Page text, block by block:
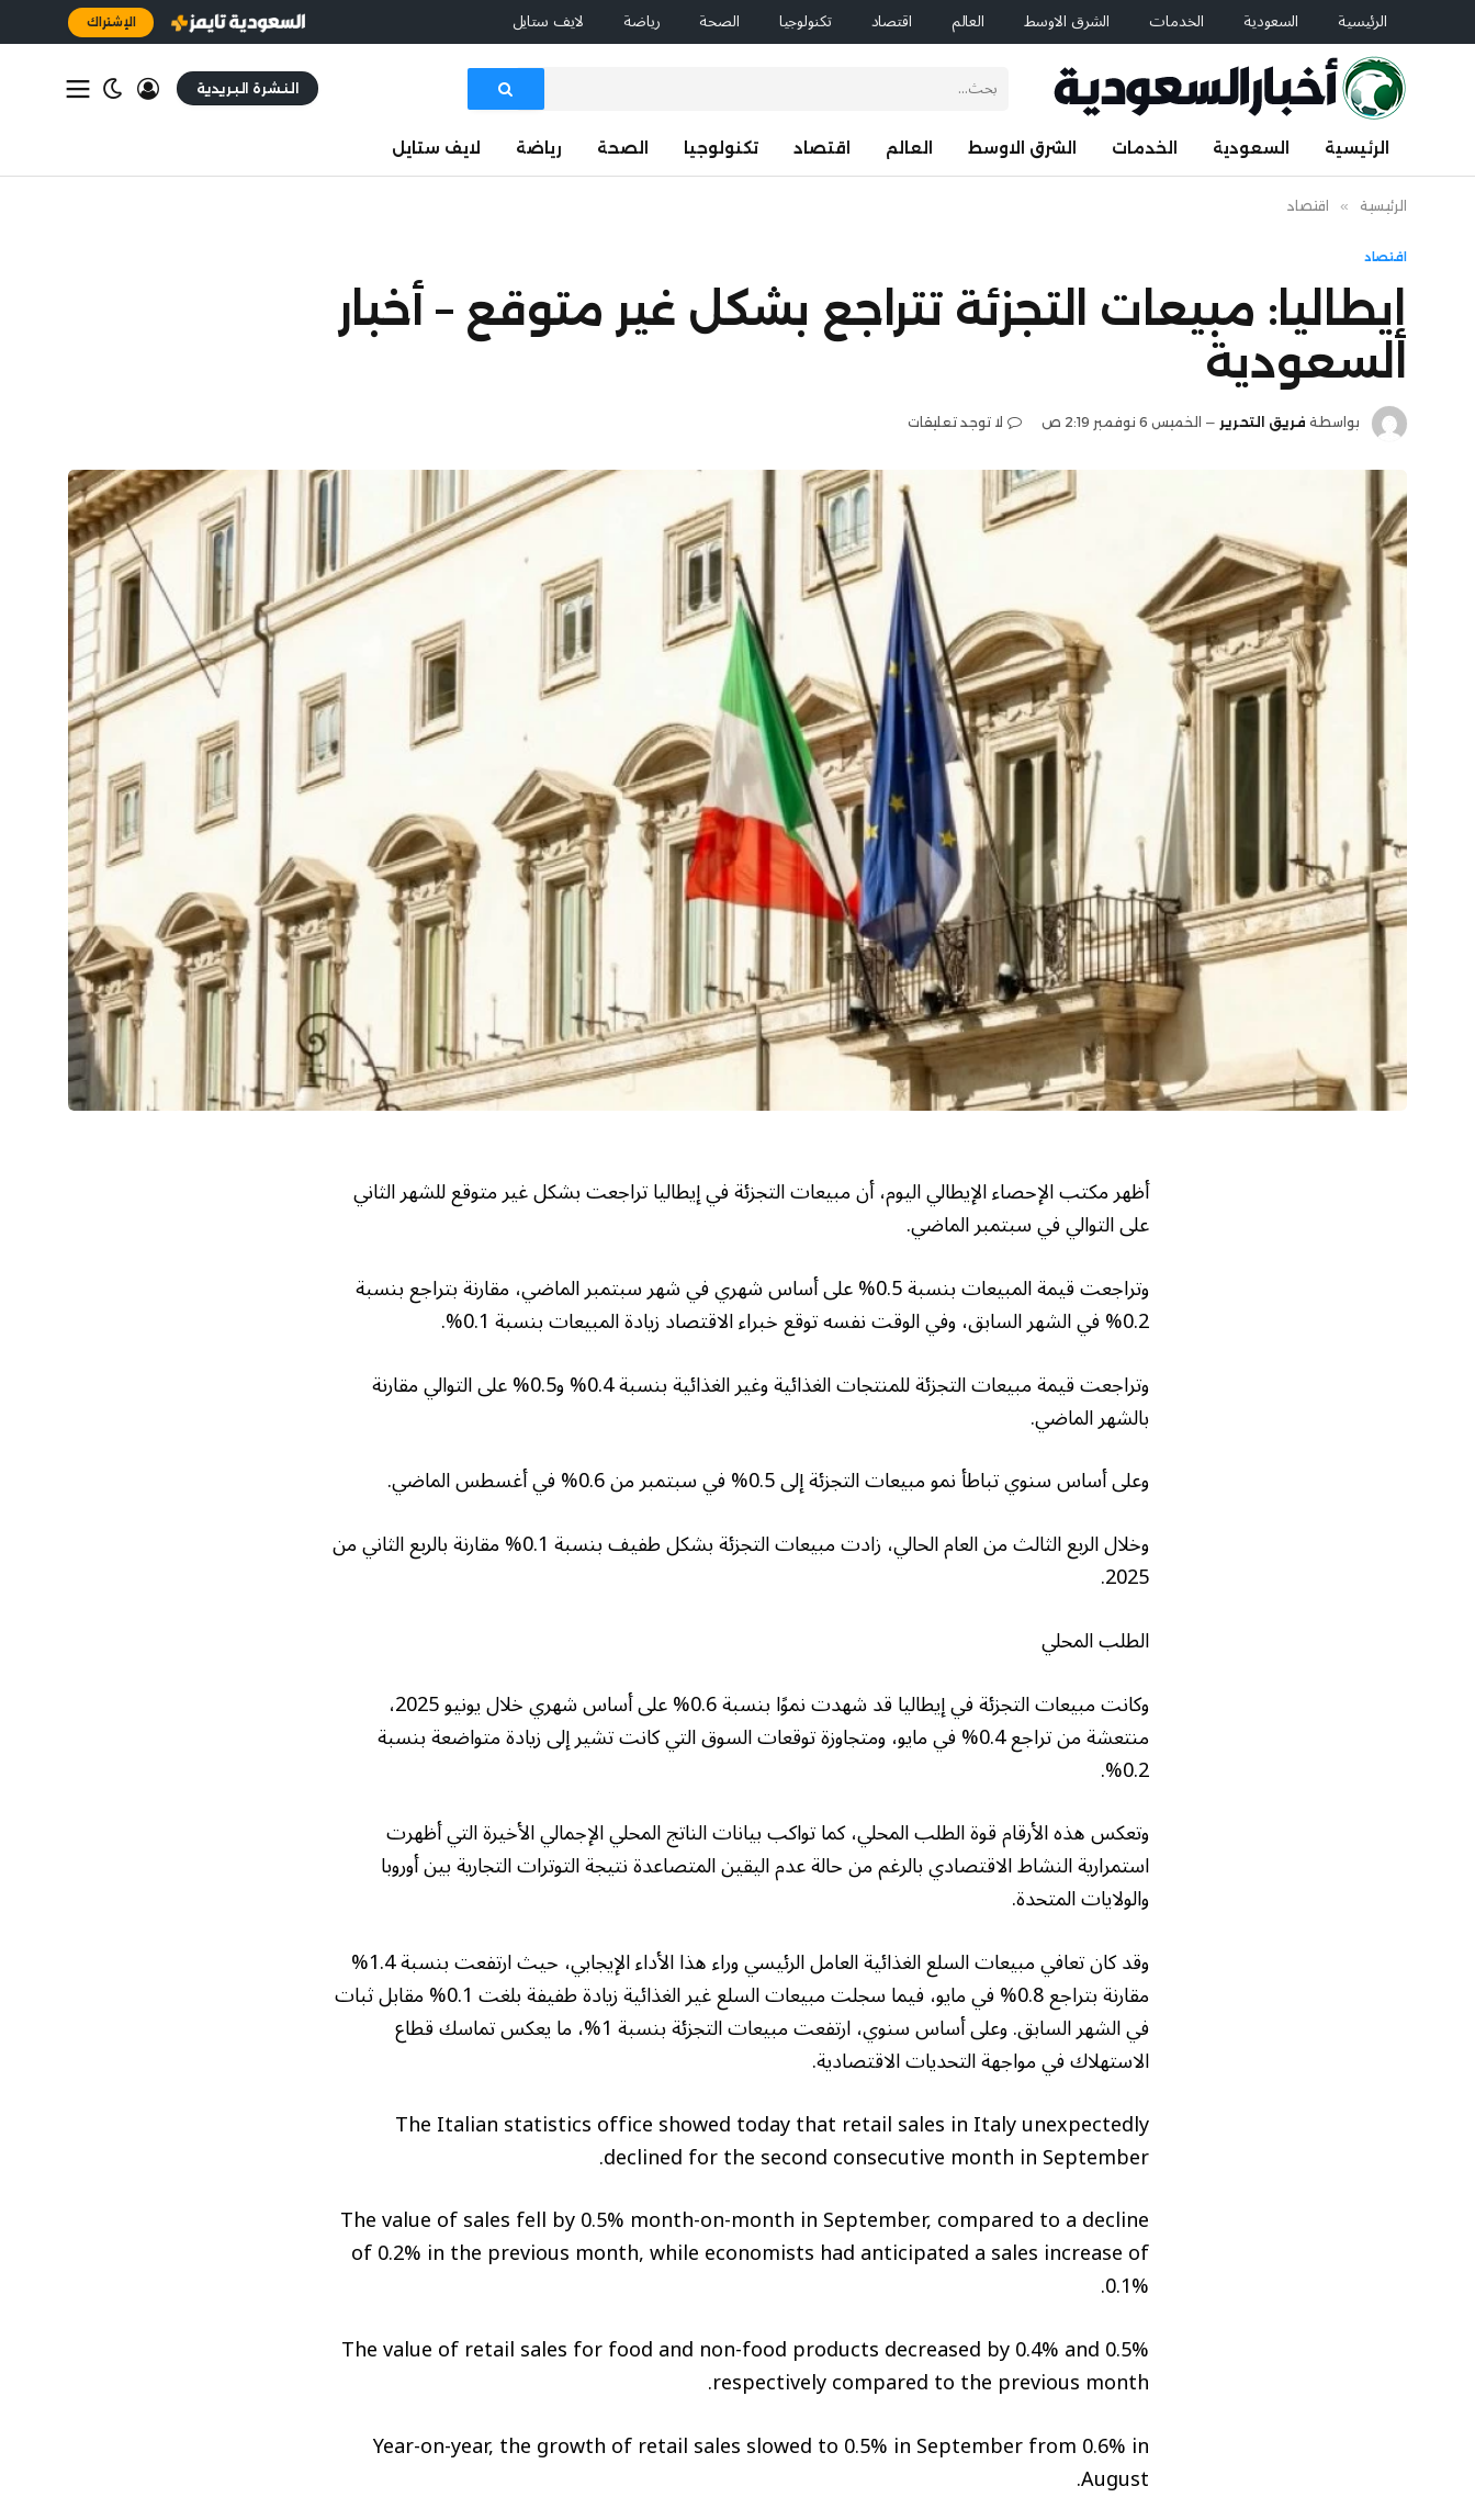
الرئيسية السعودية الخدمات الشرق الاوسط العالم اقتصاد تكنولوجيا الصحة رياضة لايف ستايل الإشتراك
النشرة البريدية
الرئيسية السعودية الخدمات الشرق الاوسط العالم اقتصاد تكنولوجيا الصحة رياضة لايف ستايل
الرئيسية » اقتصاد
اقتصاد
إيطاليا: مبيعات التجزئة تتراجع بشكل غير متوقع – أخبار
السعودية
بواسطة فريق التحرير الخميس 6 نوفمبر 2:19 ص لا توجد تعليقات
أظهر مكتب الإحصاء الإيطالي اليوم، أن مبيعات التجزئة في إيطاليا تراجعت بشكل غير متوقع للشهر الثاني
على التوالي في سبتمبر الماضي.
وتراجعت قيمة المبيعات بنسبة 0.5% على أساس شهري في شهر سبتمبر الماضي، مقارنة بتراجع بنسبة
0.2% في الشهر السابق، وفي الوقت نفسه توقع خبراء الاقتصاد زيادة المبيعات بنسبة 0.1%.
وتراجعت قيمة مبيعات التجزئة للمنتجات الغذائية وغير الغذائية بنسبة 0.4% و0.5% على التوالي مقارنة
بالشهر الماضي.
وعلى أساس سنوي تباطأ نمو مبيعات التجزئة إلى 0.5% في سبتمبر من 0.6% في أغسطس الماضي.
وخلال الربع الثالث من العام الحالي، زادت مبيعات التجزئة بشكل طفيف بنسبة 0.1% مقارنة بالربع الثاني من
2025.
الطلب المحلي
وكانت مبيعات التجزئة في إيطاليا قد شهدت نموًا بنسبة 0.6% على أساس شهري خلال يونيو 2025،
منتعشة من تراجع 0.4% في مايو، ومتجاوزة توقعات السوق التي كانت تشير إلى زيادة متواضعة بنسبة
0.2%.
وتعكس هذه الأرقام قوة الطلب المحلي، كما تواكب بيانات الناتج المحلي الإجمالي الأخيرة التي أظهرت
استمرارية النشاط الاقتصادي بالرغم من حالة عدم اليقين المتصاعدة نتيجة التوترات التجارية بين أوروبا
والولايات المتحدة.
وقد كان تعافي مبيعات السلع الغذائية العامل الرئيسي وراء هذا الأداء الإيجابي، حيث ارتفعت بنسبة 1.4%
مقارنة بتراجع 0.8% في مايو، فيما سجلت مبيعات السلع غير الغذائية زيادة طفيفة بلغت 0.1% مقابل ثبات
في الشهر السابق. وعلى أساس سنوي، ارتفعت مبيعات التجزئة بنسبة 1%، ما يعكس تماسك قطاع
الاستهلاك في مواجهة التحديات الاقتصادية.
The Italian statistics office showed today that retail sales in Italy unexpectedly
declined for the second consecutive month in September.
The value of sales fell by 0.5% month-on-month in September, compared to a decline
of 0.2% in the previous month, while economists had anticipated a sales increase of
0.1%.
The value of retail sales for food and non-food products decreased by 0.4% and 0.5%
respectively compared to the previous month.
Year-on-year, the growth of retail sales slowed to 0.5% in September from 0.6% in
August.